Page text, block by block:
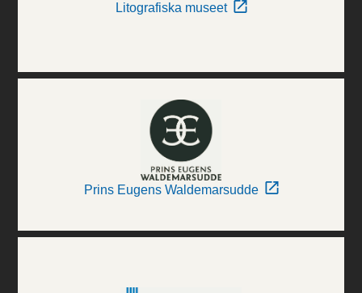
Litografiska museet
Prins Eugens Waldemarsudde